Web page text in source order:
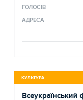
ГОЛОСІВ
АДРЕСА
КУЛЬТУРА
Всеукраїнський